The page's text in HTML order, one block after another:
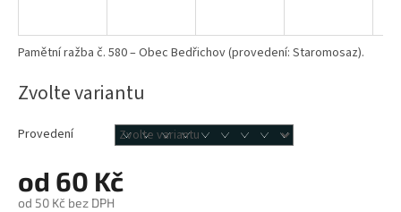
od 60 Kč
od 50 Kč bez DPH
Zvolte variantu
Provedení
Pamětní ražba č. 580 – Obec Bedřichov (provedení: Staromosaz).